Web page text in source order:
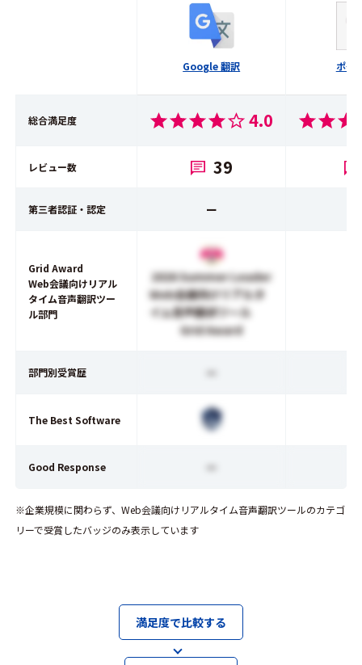
Google 翻訳 ポケ
総合満足度 4.0
レビュー数 39
第三者認証・認定 ー
Grid Award
Web会議向けリアル
タイム音声翻訳ツー
ル部門
2026 Summer Leader
Web会議向けリアルタ
イム音声翻訳ツール
Grid Award
部門別受賞歴 ー
The Best Software
Good Response ー
※企業規模に関わらず、Web会議向けリアルタイム音声翻訳ツールのカテゴ
リーで受賞したバッジのみ表示しています
満足度で比較する